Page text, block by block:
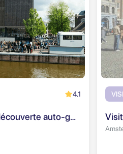
4.1
Amsterdam : Pack de découverte auto-guidé